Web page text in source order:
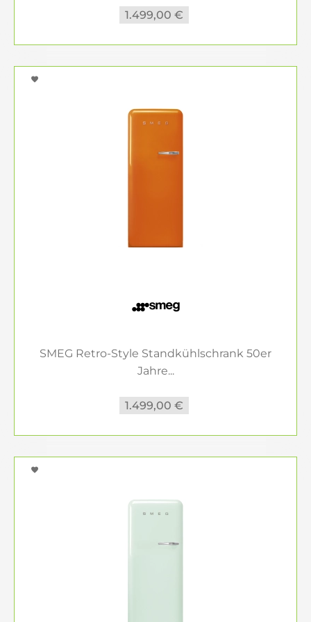
1.499,00 €
SMEG Retro-Style Standkühlschrank 50er
Jahre...
1.499,00 €